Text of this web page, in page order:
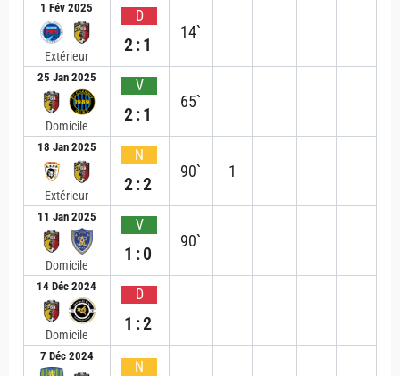
1 Fév 2025
Extérieur
D
2:1
14`
25 Jan 2025
Domicile
V
2:1
65`
18 Jan 2025
Extérieur
N
2:2
90` 1
11 Jan 2025
Domicile
V
1:0
90`
14 Déc 2024
Domicile
D
1:2
7 Déc 2024
N